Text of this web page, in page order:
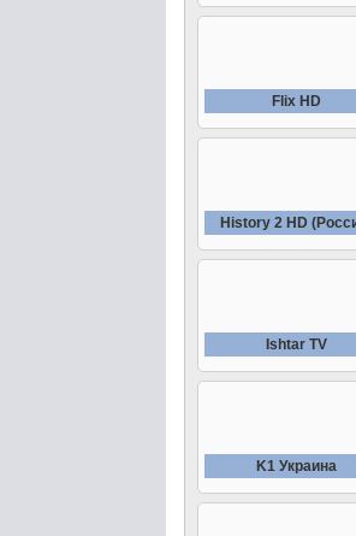
Fliх HD
History 2 HD
Ishtar TV
K1 Украина